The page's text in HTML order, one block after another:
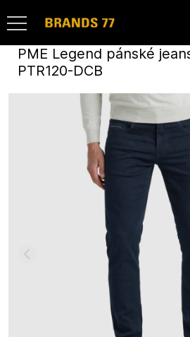
PME Legend pánské
PTR120-DCB